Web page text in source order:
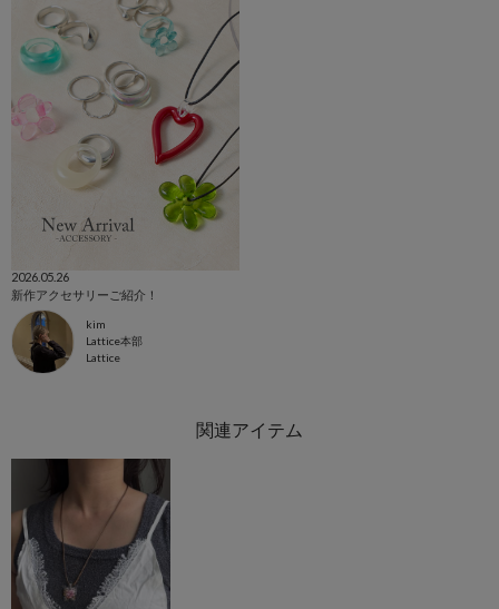
2026.05.26
新作アクセサリーご紹介！
kim
Lattice本部
Lattice